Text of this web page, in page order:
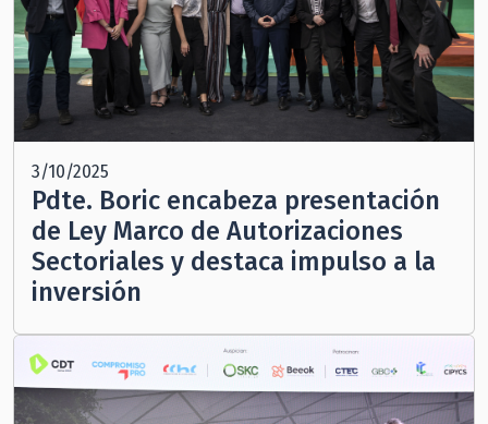
3/10/2025
Pdte. Boric encabeza presentación
de Ley Marco de Autorizaciones
Sectoriales y destaca impulso a la
inversión